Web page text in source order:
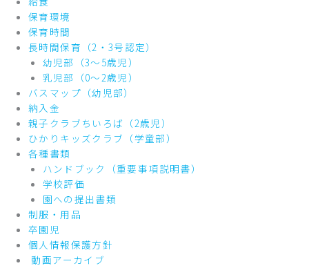
保育環境
保育時間
長時間保育（2・3号認定）
幼児部（3～5歳児）
乳児部（0～2歳児）
バスマップ（幼児部）
納入金
親子クラブちいろば（2歳児）
ひかりキッズクラブ（学童部）
各種書類
ハンドブック（重要事項説明書）
学校評価
園への提出書類
制服・用品
卒園児
個人情報保護方針
動画アーカイブ